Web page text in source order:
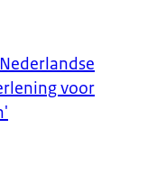
voor